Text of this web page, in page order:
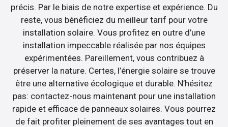
précis. Par le biais de notre expertise et expérience. Du
reste, vous bénéficiez du meilleur tarif pour votre
installation solaire. Vous profitez en outre d’une
installation impeccable réalisée par nos équipes
expérimentées. Pareillement, vous contribuez à
préserver la nature. Certes, l’énergie solaire se trouve
être une alternative écologique et durable. N’hésitez
pas: contactez-nous maintenant pour une installation
rapide et efficace de panneaux solaires. Vous pourrez
de fait profiter pleinement de ses avantages tout en